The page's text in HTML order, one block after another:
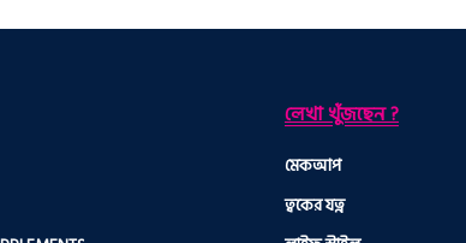
লেখা খুঁজছেন ?
মেকআপ
ত্বকের যত্ন